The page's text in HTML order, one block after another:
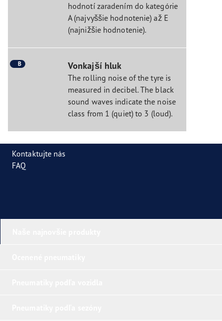
hodnotí zaradením do kategórie
A (najvyššie hodnotenie) až E
(najnižšie hodnotenie).
B Vonkajší hluk
The rolling noise of the tyre is
measured in decibel. The black
sound waves indicate the noise
class from 1 (quiet) to 3 (loud).
Kontaktujte nás
FAQ